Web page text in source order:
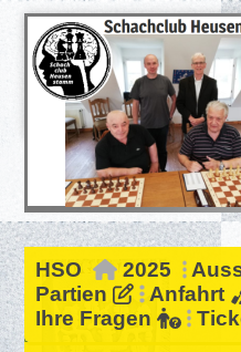
HSO 2025
Partien
Anfahrt
Ihre Fragen